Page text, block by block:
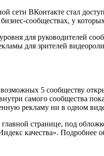
сети ВКонтакте стал
сообществах, у
для руководителей
для зрителей
5 сообществу
самого сообщества
рекламу ни в одном
главной странице, под
качества». Подробнее